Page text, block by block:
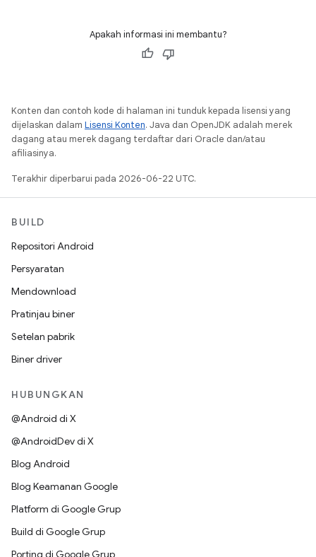
Apakah informasi ini membantu?
Konten dan contoh kode di halaman ini tunduk kepada lisensi yang
dijelaskan dalam Lisensi Konten. Java dan OpenJDK adalah merek
dagang atau merek dagang terdaftar dari Oracle dan/atau
afiliasinya.
Terakhir diperbarui pada 2026-06-22 UTC.
BUILD
Repositori Android
Persyaratan
Mendownload
Pratinjau biner
Setelan pabrik
Biner driver
HUBUNGKAN
@Android di X
@AndroidDev di X
Blog Android
Blog Keamanan Google
Platform di Google Grup
Build di Google Grup
Porting di Google Grup